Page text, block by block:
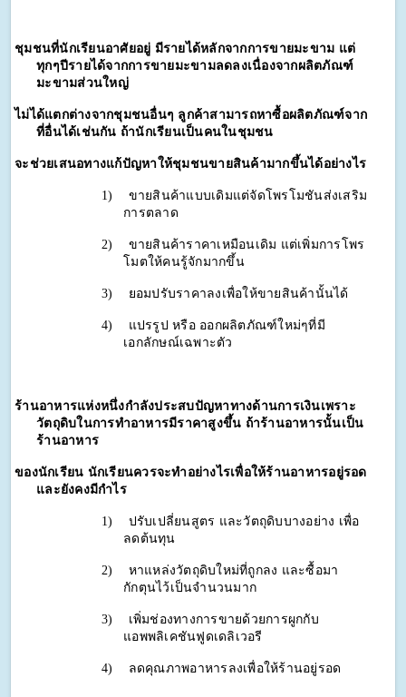
ชุมชนที่นักเรียนอาศัยอยู่ มีรายได้หลักจากการขายมะขาม แต่
ทุกๆปีรายได้จากการขายมะขามลดลงเนื่องจากผลิตภัณฑ์
มะขามส่วนใหญ่
ไม่ได้แตกต่างจากชุมชนอื่นๆ ลูกค้าสามารถหาซื้อผลิตภัณฑ์จาก
ที่อื่นได้เช่นกัน ถ้านักเรียนเป็นคนในชุมชน
จะช่วยเสนอทางแก้ปัญหาให้ชุมชนขายสินค้ามากขึ้นได้อย่างไร
1)
ขายสินค้าแบบเดิมแต่จัดโพรโมชันส่งเสริม
การตลาด
2)
ขายสินค้าราคาเหมือนเดิม แต่เพิ่มการโพร
โมตให้คนรู้จักมากขึ้น
3) ยอมปรับราคาลงเพื่อให้ขายสินค้านั้นได้
4)
แปรรูป หรือ ออกผลิตภัณฑ์ใหม่ๆที่มี
เอกลักษณ์เฉพาะตัว
ร้านอาหารแห่งหนึ่งกำลังประสบปัญหาทางด้านการเงินเพราะ
วัตถุดิบในการทำอาหารมีราคาสูงขึ้น ถ้าร้านอาหารนั้นเป็น
ร้านอาหาร
ของนักเรียน นักเรียนควรจะทำอย่างไรเพื่อให้ร้านอาหารอยู่รอด
และยังคงมีกำไร
1)
ปรับเปลี่ยนสูตร และวัตถุดิบบางอย่าง เพื่อ
ลดต้นทุน
2)
หาแหล่งวัตถุดิบใหม่ที่ถูกลง และซื้อมา
กักตุนไว้เป็นจำนวนมาก
3)
เพิ่มช่องทางการขายด้วยการผูกกับ
แอพพลิเคชันฟูดเดลิเวอรี
4) ลดคุณภาพอาหารลงเพื่อให้ร้านอยู่รอด